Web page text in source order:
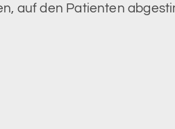
auf den Patienten